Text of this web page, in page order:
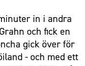
in i andra
och fick en
gick över för
- och med ett